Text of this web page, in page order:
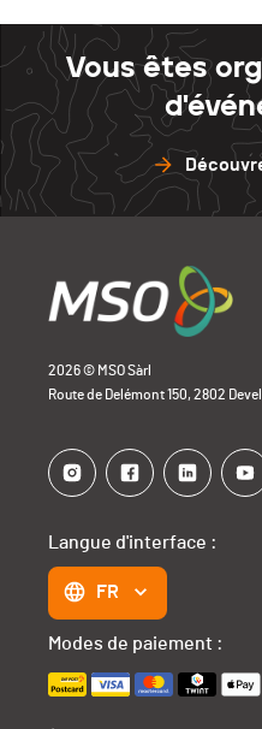
Vous êtes
2026 © MSO Sàrl
Route de Delémont 150, 2802
Langue d'interface :
FR
Modes de paiement :